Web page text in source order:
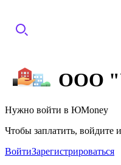
ООО
Нужно войти в ЮMoney
Чтобы заплатить, войдите
ВойтиЗарегистрироваться